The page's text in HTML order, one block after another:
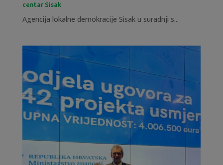
centar Sisak
Agencija lokalne demokracije Sisak u suradnji s...